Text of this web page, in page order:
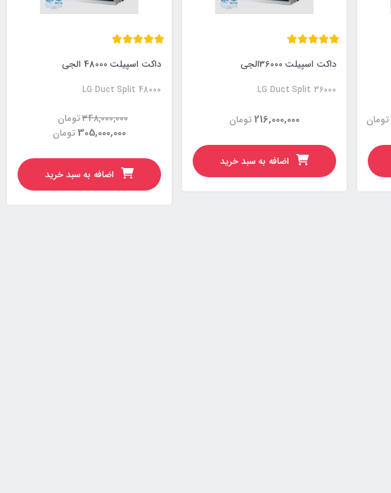
تومان
داکت اسپیلت 36000الجی
LG Duct Split 36000
تومان216,000,000
اضافه به سبد خرید
داکت اسپیلت 48000 الجی
LG Duct Split 48000
تومان348,000,000
تومان 305,000,000
اضافه به سبد خرید